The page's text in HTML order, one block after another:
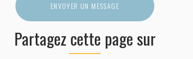
ENVOYER UN MESSAGE
Partagez cette page sur